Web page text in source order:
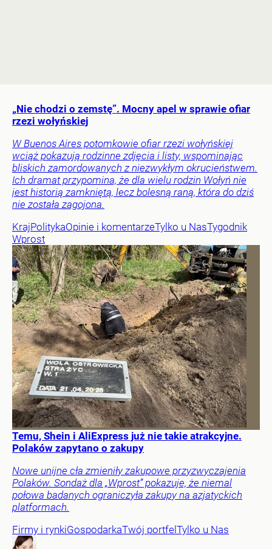
„Nie chodzi o zemstę”. Mocny apel w sprawie ofiar
rzezi wołyńskiej
W Buenos Aires potomkowie ofiar rzezi wołyńskiej
wciąż pokazują rodzinne zdjęcia i listy, wspominając
bliskich zamordowanych z niezwykłym okrucieństwem.
Ich dramat przypomina, że dla wielu rodzin Wołyń nie
jest historią zamkniętą, lecz bolesną raną, która do dziś
nie została zagojona.
KrajPolitykaOpinie i komentarzeTylko u NasTygodnik
Wprost
Temu, Shein i AliExpress już nie takie atrakcyjne.
Polaków zapytano o zakupy
Nowe unijne cła zmieniły zakupowe przyzwyczajenia
Polaków. Sondaż dla „Wprost” pokazuje, że niemal
połowa badanych ograniczyła zakupy na azjatyckich
platformach.
Firmy i rynkiGospodarkaTwój portfel Tylko u Nas